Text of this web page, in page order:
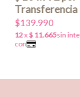
$139.990